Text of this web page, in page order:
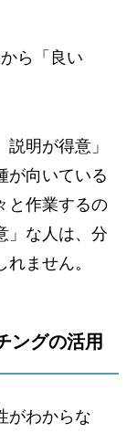
ら「良い
明が得意」
が向いている
と作業するの
」な人は、分
ません。
ングの活用
がわからな